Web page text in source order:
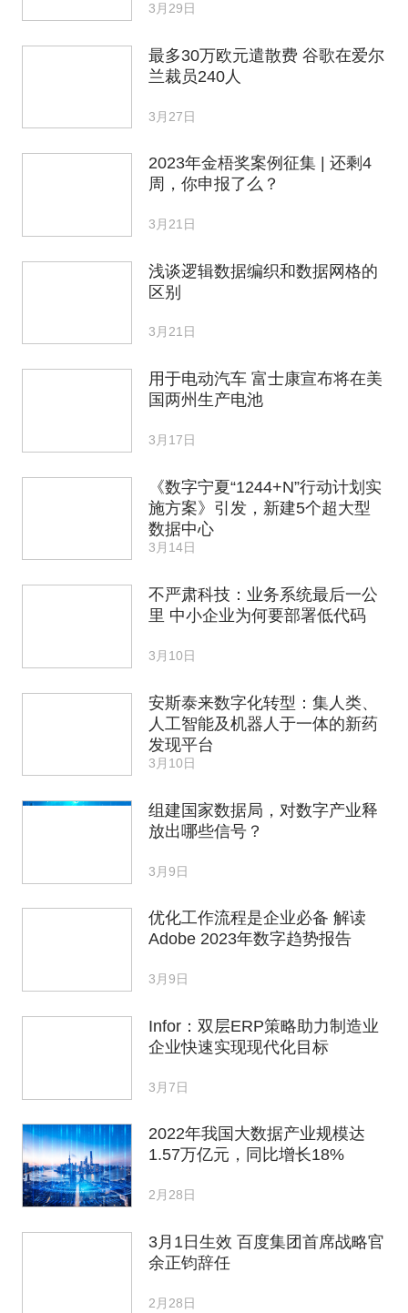
3月29日
最多30万欧元遣散费 谷歌在爱尔
兰裁员240人
3月27日
2023年金梧奖案例征集 | 还剩4
周，你申报了么？
3月21日
浅谈逻辑数据编织和数据网格的
区别
3月21日
用于电动汽车 富士康宣布将在美
国两州生产电池
3月17日
《数字宁夏“1244+N”行动计划实
施方案》引发，新建5个超大型
数据中心
3月14日
不严肃科技：业务系统最后一公
里 中小企业为何要部署低代码
3月10日
安斯泰来数字化转型：集人类、
人工智能及机器人于一体的新药
发现平台
3月10日
组建国家数据局，对数字产业释
放出哪些信号？
3月9日
优化工作流程是企业必备 解读
Adobe 2023年数字趋势报告
3月9日
Infor：双层ERP策略助力制造业
企业快速实现现代化目标
3月7日
2022年我国大数据产业规模达
1.57万亿元，同比增长18%
2月28日
3月1日生效 百度集团首席战略官
余正钧辞任
2月28日